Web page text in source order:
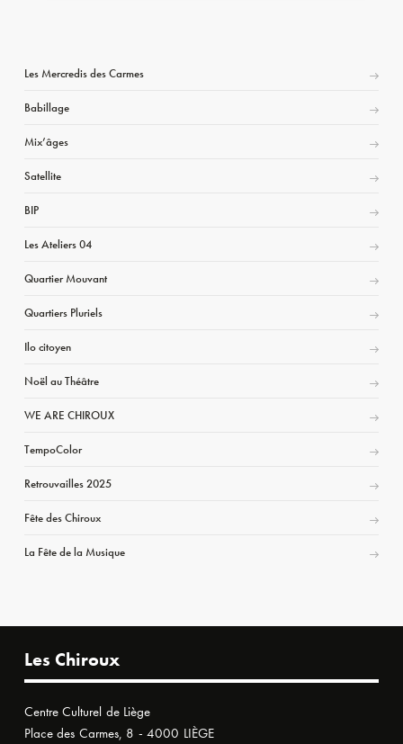
Les Mercredis des Carmes
Babillage
Mix’âges
Satellite
BIP
Les Ateliers 04
Quartier Mouvant
Quartiers Pluriels
Ilo citoyen
Noël au Théâtre
WE ARE CHIROUX
TempoColor
Retrouvailles 2025
Fête des Chiroux
La Fête de la Musique
Les Chiroux
Centre Culturel de Liège
Place des Carmes, 8 - 4000 LIÈGE